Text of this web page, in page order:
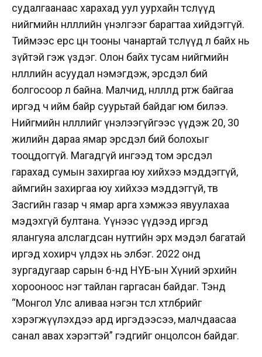
судалгаанаас харахад уул уурхайн төслүүд
нийгмийн нөлөөллийн үнэлгээг барагтаа хийдэггүй.
Тиймээс ерөөсөө цөөн тооны чанартай төслүүд л байх нь
зүйтэй гэж үздэг. Олон байх тусам нийгмийн
нөлөөллийн асуудал нэмэгдэж, эрсдэл бий
болгосоор л байна. Малчид, нөлөөлөлд өртөж байгаа
иргэд ч ийм байр суурьтай байдаг юм билээ.
Нийгмийн нөлөөллийг үнэлээгүйгээс үүдэж 20, 30
жилийн дараа ямар эрсдэл бий болохыг
тооцдоггүй. Магадгүй ингээд том эрсдэл
гарахад сумын захиргаа юу хийхээ мэддэггүй,
аймгийн захиргаа юу хийхээ мэддэггүй, төв
Засгийн газар ч ямар арга хэмжээ явуулахаа
мэдэхгүй бултана. Үүнээс үүдээд иргэд
ялангуяа алслагдсан нутгийн эрх мэдэл багатай
иргэд хохирч үлдэх нь элбэг. 2022 онд
зургадугаар сарын 6-нд НҮБ-ын Хүний эрхийн
хорооноос нэг тайлан гаргасан байдаг. Тэнд
“Монгол Улс аливаа нэгэн төсөл хөтөлбөрийг
хэрэгжүүлэхдээ ард иргэдээсээ, малчдаасаа
санал авах хэрэгтэй” гэдгийг онцолсон байдаг.